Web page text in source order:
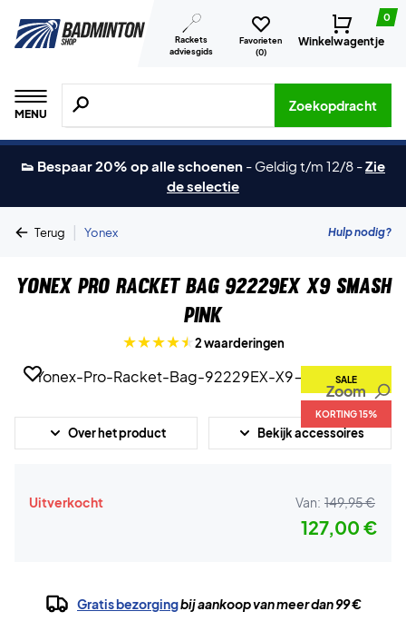
Rackets
adviesgids
Favorieten
(0)
0
Winkelwagentje
MENU
Zoeken naar producten, merken etc.
Zoekopdracht
👟 Bespaar 20% op alle schoenen - Geldig t/m 12/8 -Zie
de selectie
Terug | Yonex Hulp nodig?
Yonex Pro Racket Bag 92229EX X9 Smash
Pink
2 waarderingen
SALE
KORTING 15%
Zoom
Over het product Bekijk accessoires
Uitverkocht Van: 149,95 €
127,00 €
Gratis bezorgingbij aankoop van meer dan 99 €